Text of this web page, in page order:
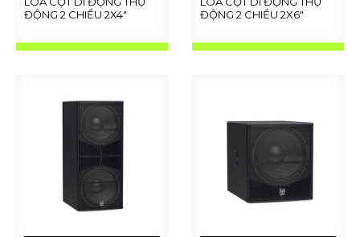
ĐỘNG 2 CHIỀU 2X4"
ĐỘNG 2 CHIỀU 2X6"